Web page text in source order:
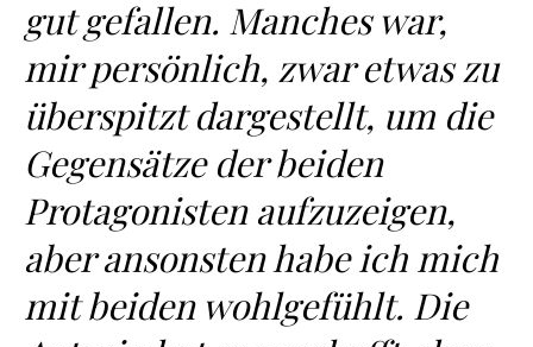
gut gefallen. Manches war,
mir persönlich, zwar etwas zu
überspitzt dargestellt, um die
Gegensätze der beiden
Protagonisten aufzuzeigen,
aber ansonsten habe ich mich
mit beiden wohlgefühlt. Die